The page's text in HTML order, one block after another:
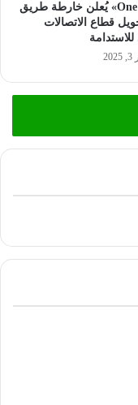
«One Circle» يُعلن خارطة طريق
لتحويل قطاع الاتصالات